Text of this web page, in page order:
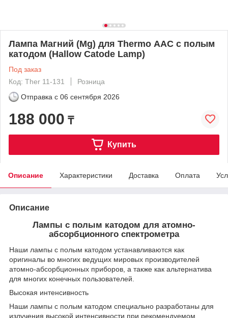
Лампа Магний (Mg) для Thermo ААС с полым
катодом (Hallow Catode Lamp)
Под заказ
Код: Ther 11-131
Розница
Отправка с 06 сентября 2026
188 000 ₸
Купить
Описание Характеристики Доставка Оплата
Описание
Лампы с полым катодом для атомно-
абсорбционного спектрометра
Наши лампы с полым катодом устанавливаются как
оригиналы во многих ведущих мировых производителей
атомно-абсорбционных приборов, а также как альтернатива
для многих конечных пользователей.
Высокая интенсивность
Наши лампы с полым катодом специально разработаны для
излучения высокой интенсивности при рекомендуемом